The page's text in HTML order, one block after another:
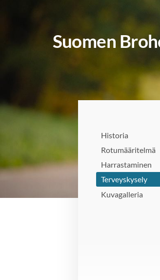
Suomen
Historia
Rotumääritelmä
Harrastaminen
Terveyskysely
Kuvagalleria